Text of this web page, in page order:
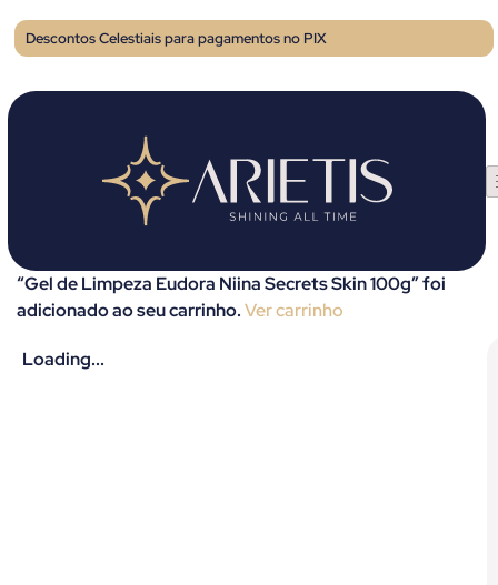
Descontos Celestiais para pagamentos no PIX
“Gel de Limpeza Eudora Niina Secrets Skin 100g” foi
adicionado ao seu carrinho.Ver carrinho
Loading...